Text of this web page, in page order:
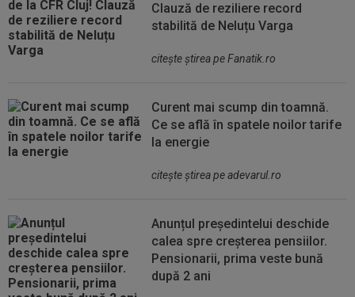
Clauză de reziliere record
stabilită de Neluțu Varga
citeşte ştirea pe Fanatik.ro
Curent mai scump din toamnă.
Ce se află în spatele noilor tarife
la energie
citeşte ştirea pe adevarul.ro
Anunțul președintelui deschide
calea spre creșterea pensiilor.
Pensionarii, prima veste bună
după 2 ani